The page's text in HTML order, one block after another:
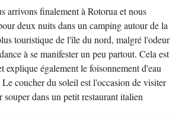
arrivons finalement à Rotorua et nous
deux nuits dans un camping autour de la
touristique de l'île du nord, malgré l'odeur
à se manifester un peu partout. Cela est
explique également le foisonnement d'eau
coucher du soleil est l'occasion de visiter
dans un petit restaurant italien